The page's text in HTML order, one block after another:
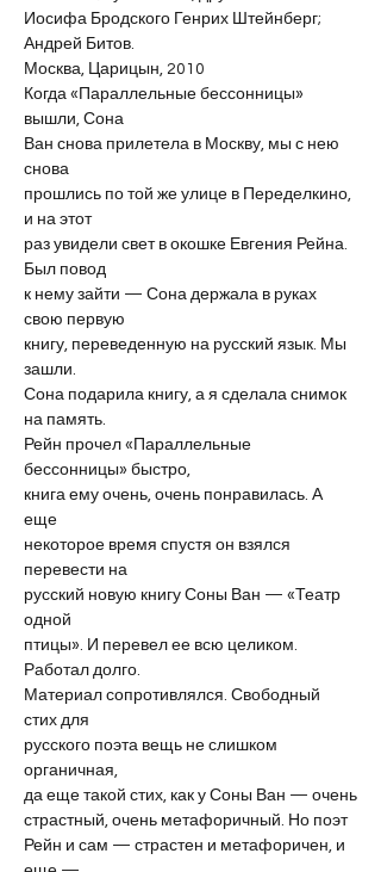
Иосифа Бродского Генрих Штейнберг;
Андрей Битов.
Москва, Царицын, 2010
Когда «Параллельные бессонницы»
вышли, Сона
Ван снова прилетела в Москву, мы с нею
снова
прошлись по той же улице в Переделкино,
и на этот
раз увидели свет в окошке Евгения Рейна.
Был повод
к нему зайти — Сона держала в руках
свою первую
книгу, переведенную на русский язык. Мы
зашли.
Сона подарила книгу, а я сделала снимок
на память.
Рейн прочел «Параллельные
бессонницы» быстро,
книга ему очень, очень понравилась. А
еще
некоторое время спустя он взялся
перевести на
русский новую книгу Соны Ван — «Театр
одной
птицы». И перевел ее всю целиком.
Работал долго.
Материал сопротивлялся. Свободный
стих для
русского поэта вещь не слишком
органичная,
да еще такой стих, как у Соны Ван — очень
страстный, очень метафоричный. Но поэт
Рейн и сам — страстен и метафоричен, и